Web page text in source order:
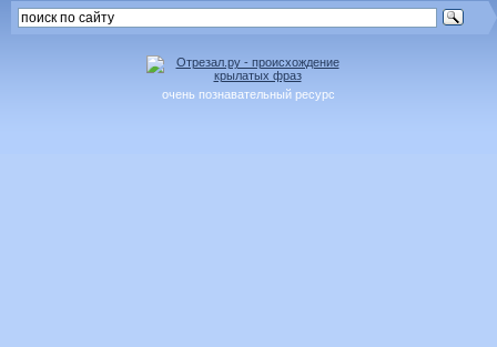
очень познавательный ресурс